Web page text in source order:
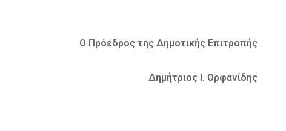
Ο Πρόεδρος της Δημοτικής Επιτροπής
Δημήτριος Ι. Ορφανίδης